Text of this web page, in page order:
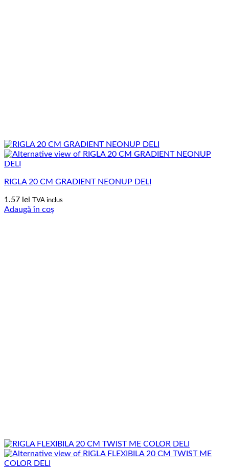
RIGLA 20 CM GRADIENT NEONUP DELI
1.57 lei TVA inclus
Adaugă în coș